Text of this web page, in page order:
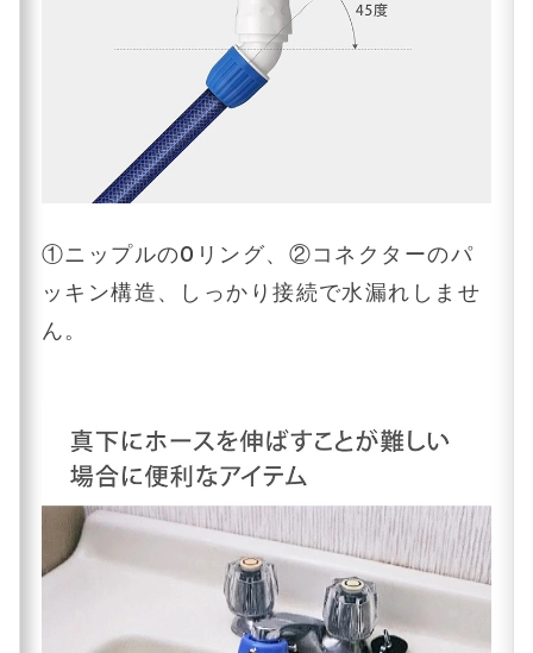
①ニップルのOリング、②コネクターのパ
ッキン構造、しっかり接続で水漏れしませ
ん。